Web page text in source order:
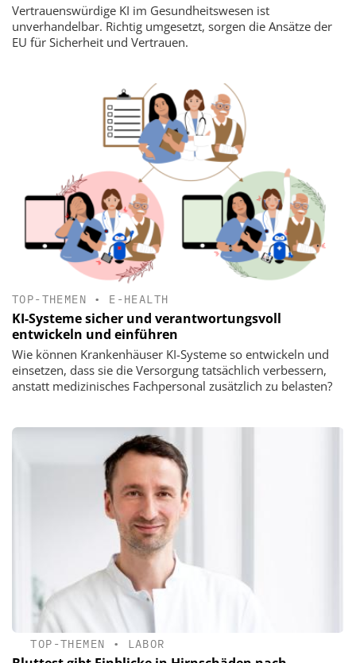
Vertrauenswürdige KI im Gesundheitswesen ist
unverhandelbar. Richtig umgesetzt, sorgen die Ansätze der
EU für Sicherheit und Vertrauen.
TOP-THEMEN • E-HEALTH
KI-Systeme sicher und verantwortungsvoll
entwickeln und einführen
Wie können Krankenhäuser KI-Systeme so entwickeln und
einsetzen, dass sie die Versorgung tatsächlich verbessern,
anstatt medizinisches Fachpersonal zusätzlich zu belasten?
TOP-THEMEN • LABOR